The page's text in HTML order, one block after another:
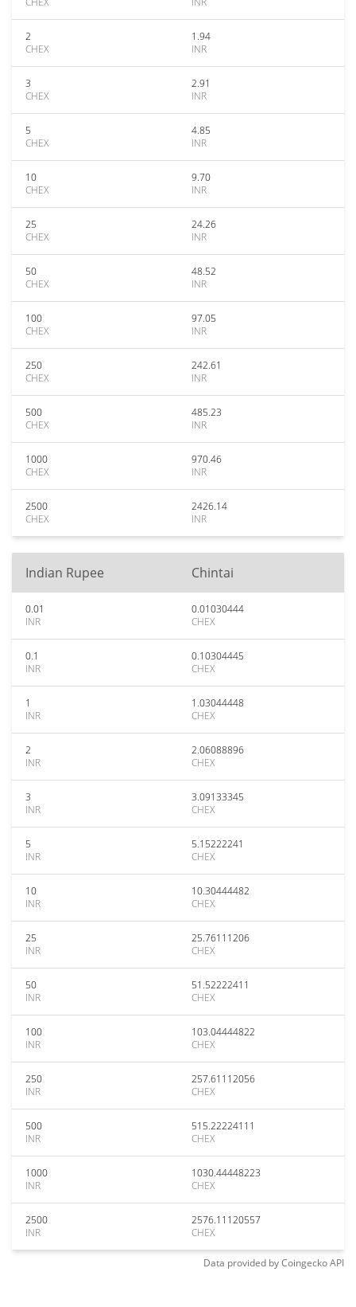
2
CHEX
1.94
INR
3
CHEX
2.91
INR
5
CHEX
4.85
INR
10
CHEX
9.70
INR
25
CHEX
24.26
INR
50
CHEX
48.52
INR
100
CHEX
97.05
INR
250
CHEX
242.61
INR
500
CHEX
485.23
INR
1000
CHEX
970.46
INR
2500
CHEX
2426.14
INR
Indian Rupee Chintai
0.01
INR
0.01030444
CHEX
0.1
INR
0.10304445
CHEX
1
INR
1.03044448
CHEX
2
INR
2.06088896
CHEX
3
INR
3.09133345
CHEX
5
INR
5.15222241
CHEX
10
INR
10.30444482
CHEX
25
INR
25.76111206
CHEX
50
INR
51.52222411
CHEX
100
INR
103.04444822
CHEX
250
INR
257.61112056
CHEX
500
INR
515.22224111
CHEX
1000
INR
1030.44448223
CHEX
2500
INR
2576.11120557
CHEX
Data provided byCoingeckoAPI